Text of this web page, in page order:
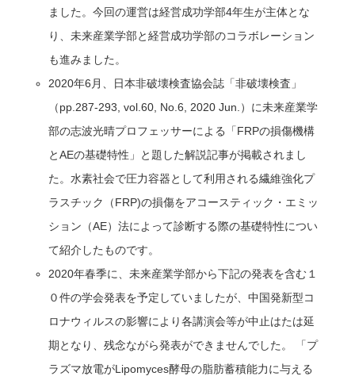
ました。今回の運営は経営成功学部4年生が主体とな
り、未来産業学部と経営成功学部のコラボレーション
も進みました。
2020年6月、日本非破壊検査協会誌「非破壊検査」
（pp.287-293, vol.60, No.6, 2020 Jun.）に未来産業学
部の志波光晴プロフェッサーによる「FRPの損傷機構
とAEの基礎特性」と題した解説記事が掲載されまし
た。水素社会で圧力容器として利用される繊維強化プ
ラスチック（FRP)の損傷をアコースティック・エミッ
ション（AE）法によって診断する際の基礎特性につい
て紹介したものです。
2020年春季に、未来産業学部から下記の発表を含む１
０件の学会発表を予定していましたが、中国発新型コ
ロナウィルスの影響により各講演会等が中止はたは延
期となり、残念ながら発表ができませんでした。 「プ
ラズマ放電がLipomyces酵母の脂肪蓄積能力に与える